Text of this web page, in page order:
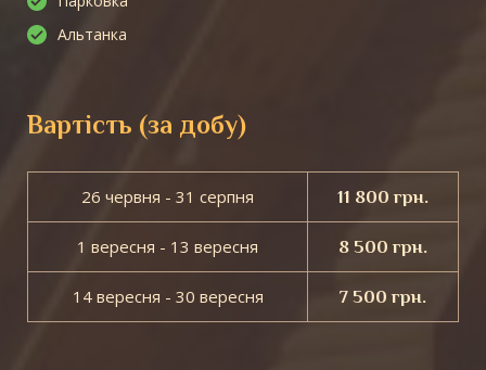
Альтанка
Вартість (за добу)
26 червня - 31 серпня 11 800 грн.
1 вересня - 13 вересня 8 500 грн.
14 вересня - 30 вересня 7 500 грн.